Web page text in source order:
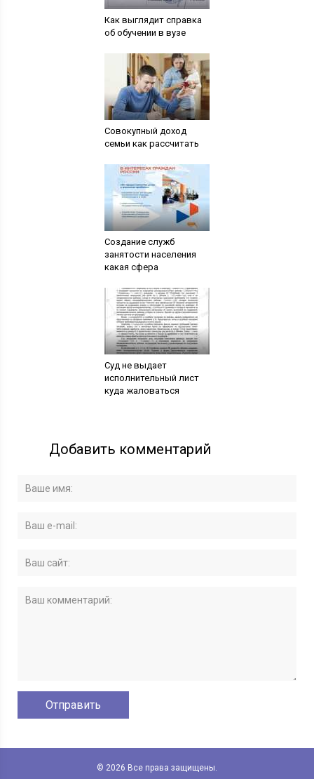
Как выглядит справка
об обучении в вузе
Совокупный доход
семьи как рассчитать
Создание служб
занятости населения
какая сфера
Суд не выдает
исполнительный лист
куда жаловаться
Добавить комментарий
© 2026 Все права защищены.